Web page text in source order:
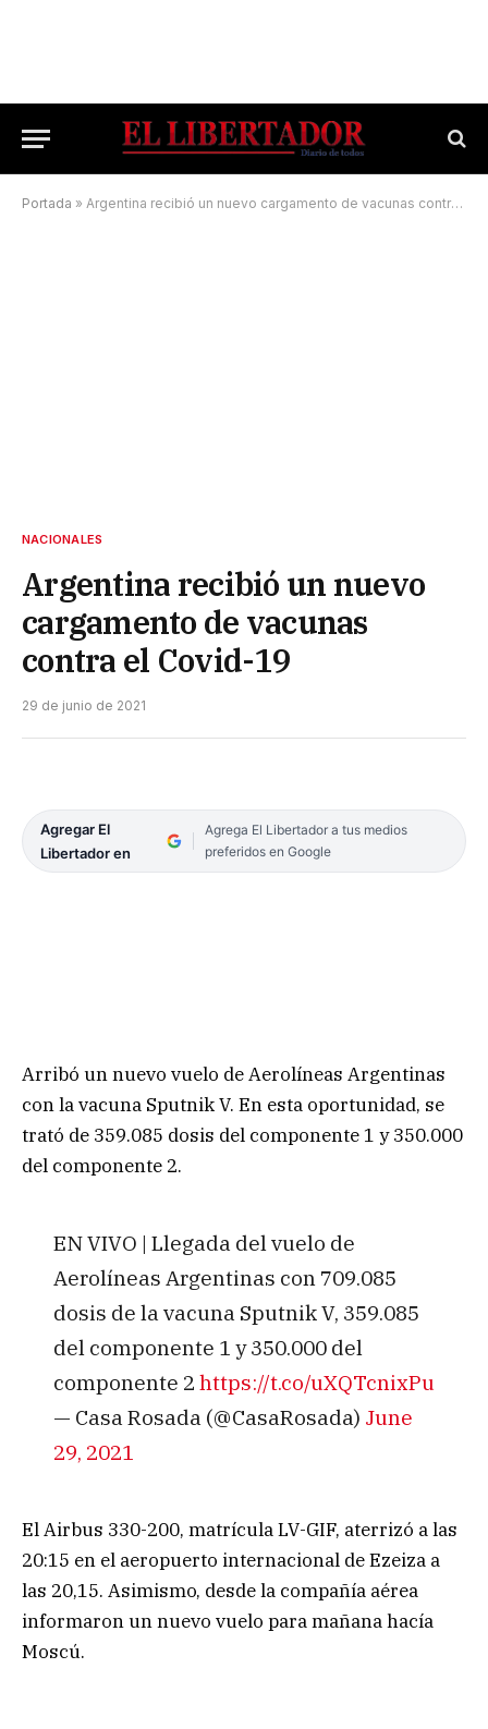
Portada » Argentina recibió un nuevo cargamento de vacunas contra el Covid-19
NACIONALES
Argentina recibió un nuevo
cargamento de vacunas
contra el Covid-19
29 de junio de 2021
Agregar El
Libertador en
Agrega El Libertador a tus medios
preferidos en Google
Arribó un nuevo vuelo de Aerolíneas Argentinas
con la vacuna Sputnik V. En esta oportunidad, se
trató de 359.085 dosis del componente 1 y 350.000
del componente 2.
EN VIVO | Llegada del vuelo de
Aerolíneas Argentinas con 709.085
dosis de la vacuna Sputnik V, 359.085
del componente 1 y 350.000 del
componente 2 https://t.co/uXQTcnixPu
— Casa Rosada (@CasaRosada) June
29, 2021
El Airbus 330-200, matrícula LV-GIF, aterrizó a las
20:15 en el aeropuerto internacional de Ezeiza a
las 20,15. Asimismo, desde la compañía aérea
informaron un nuevo vuelo para mañana hacía
Moscú.